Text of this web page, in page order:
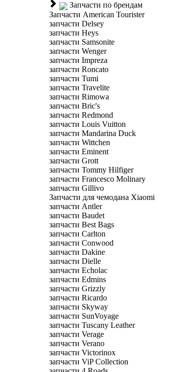
Запчасти по брендам
Запчасти American Tourister
запчасти Delsey
запчасти Heys
запчасти Samsonite
запчасти Wenger
запчасти Impreza
запчасти Roncato
запчасти Tumi
запчасти Travelite
запчасти Rimowa
запчасти Bric's
запчасти Redmond
запчасти Louis Vuitton
запчасти Mandarina Duck
запчасти Wittchen
запчасти Eminent
запчасти Grott
запчасти Tommy Hilfiger
запчасти Francesco Molinary
запчасти Gillivo
Запчасти для чемодана Xiaomi
запчасти Antler
запчасти Baudet
запчасти Best Bags
запчасти Carlton
запчасти Conwood
запчасти Dakine
запчасти Dielle
запчасти Echolac
запчасти Edmins
запчасти Grizzly
запчасти Ricardo
запчасти Skyway
запчасти SunVoyage
запчасти Tuscany Leather
запчасти Verage
запчасти Verano
запчасти Victorinox
запчасти ViP Collection